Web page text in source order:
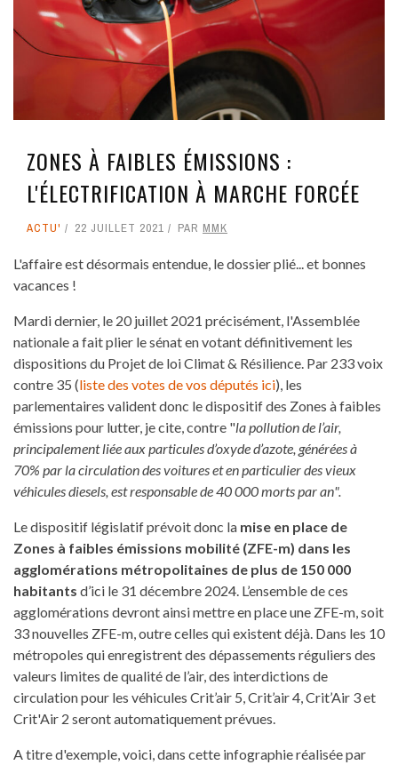
ZONES À FAIBLES ÉMISSIONS :
L'ÉLECTRIFICATION À MARCHE FORCÉE
ACTU' 22 JUILLET 2021 PAR MMK
L'affaire est désormais entendue, le dossier plié... et bonnes
vacances !
Mardi dernier, le 20 juillet 2021 précisément, l'Assemblée
nationale a fait plier le sénat en votant définitivement les
dispositions du Projet de loi Climat & Résilience. Par 233 voix
contre 35 (liste des votes de vos députés ici), les
parlementaires valident donc le dispositif des Zones à faibles
émissions pour lutter, je cite, contre "la pollution de l’air,
principalement liée aux particules d’oxyde d’azote, générées à
70% par la circulation des voitures et en particulier des vieux
véhicules diesels, est responsable de 40 000 morts par an".
Le dispositif législatif prévoit donc la mise en place de
Zones à faibles émissions mobilité (ZFE-m) dans les
agglomérations métropolitaines de plus de 150 000
habitants d’ici le 31 décembre 2024. L’ensemble de ces
agglomérations devront ainsi mettre en place une ZFE-m, soit
33 nouvelles ZFE-m, outre celles qui existent déjà. Dans les 10
métropoles qui enregistrent des dépassements réguliers des
valeurs limites de qualité de l’air, des interdictions de
circulation pour les véhicules Crit’air 5, Crit’air 4, Crit’Air 3 et
Crit'Air 2 seront automatiquement prévues.
A titre d'exemple, voici, dans cette infographie réalisée par